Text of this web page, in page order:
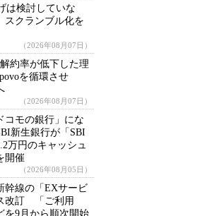
は検討していな
クランブル化を
（2026年08月07日）
約率が低下した理
を循環させ
（2026年08月07日）
コモの銀行」にな
新生銀行が「SBI
万円のキャッシュ
開催
（2026年08月05日）
幹線の「EXサービ
改訂 「ご利用
を9月から順次開始